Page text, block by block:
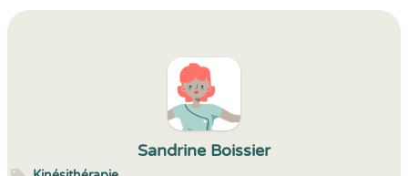
Sandrine Boissier